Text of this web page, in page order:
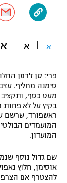
"מחצית
משתתפים
תקנון
תקנון עבור
תקנון עבור פעילות
טניס
גיימינג E-Sports
מדיניות
אופניים
ספורט מוטורי
פוטבול אמריקאי NFL
בייסבול MLB
ספורט אתגרי
אומנויות לחימה
א א א
פריז סן ז'רמן
סימנה מחליף.
מעט כסף, ותקציב
ראשפורד, שרשם
המועמדים
המועדון.
שם גדול נוסף
אוסימן, חלוץ
להצטרף אם